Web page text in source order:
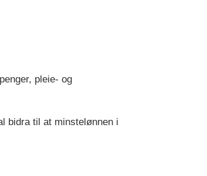
pleie- og
bidra til at minstelønnen i